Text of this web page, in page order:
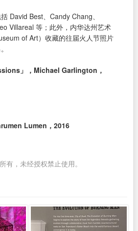
David Best、Candy Chang、
Villareal 等；此外，内华达州艺术
of Art）收藏的往届火人节照片
」，Michael Garlington，
Lumen，2016
有，未经授权禁止使用。